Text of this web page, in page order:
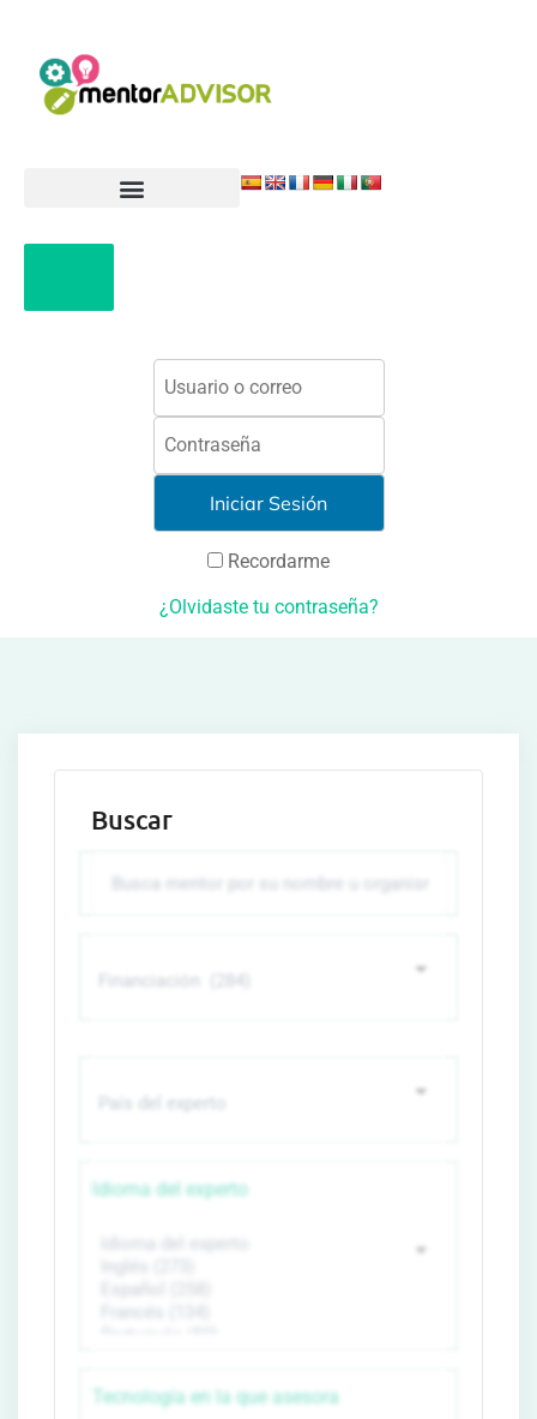
Recordarme
¿Olvidaste tu contraseña?
Buscar
Idioma del experto
Tecnología en la que asesora